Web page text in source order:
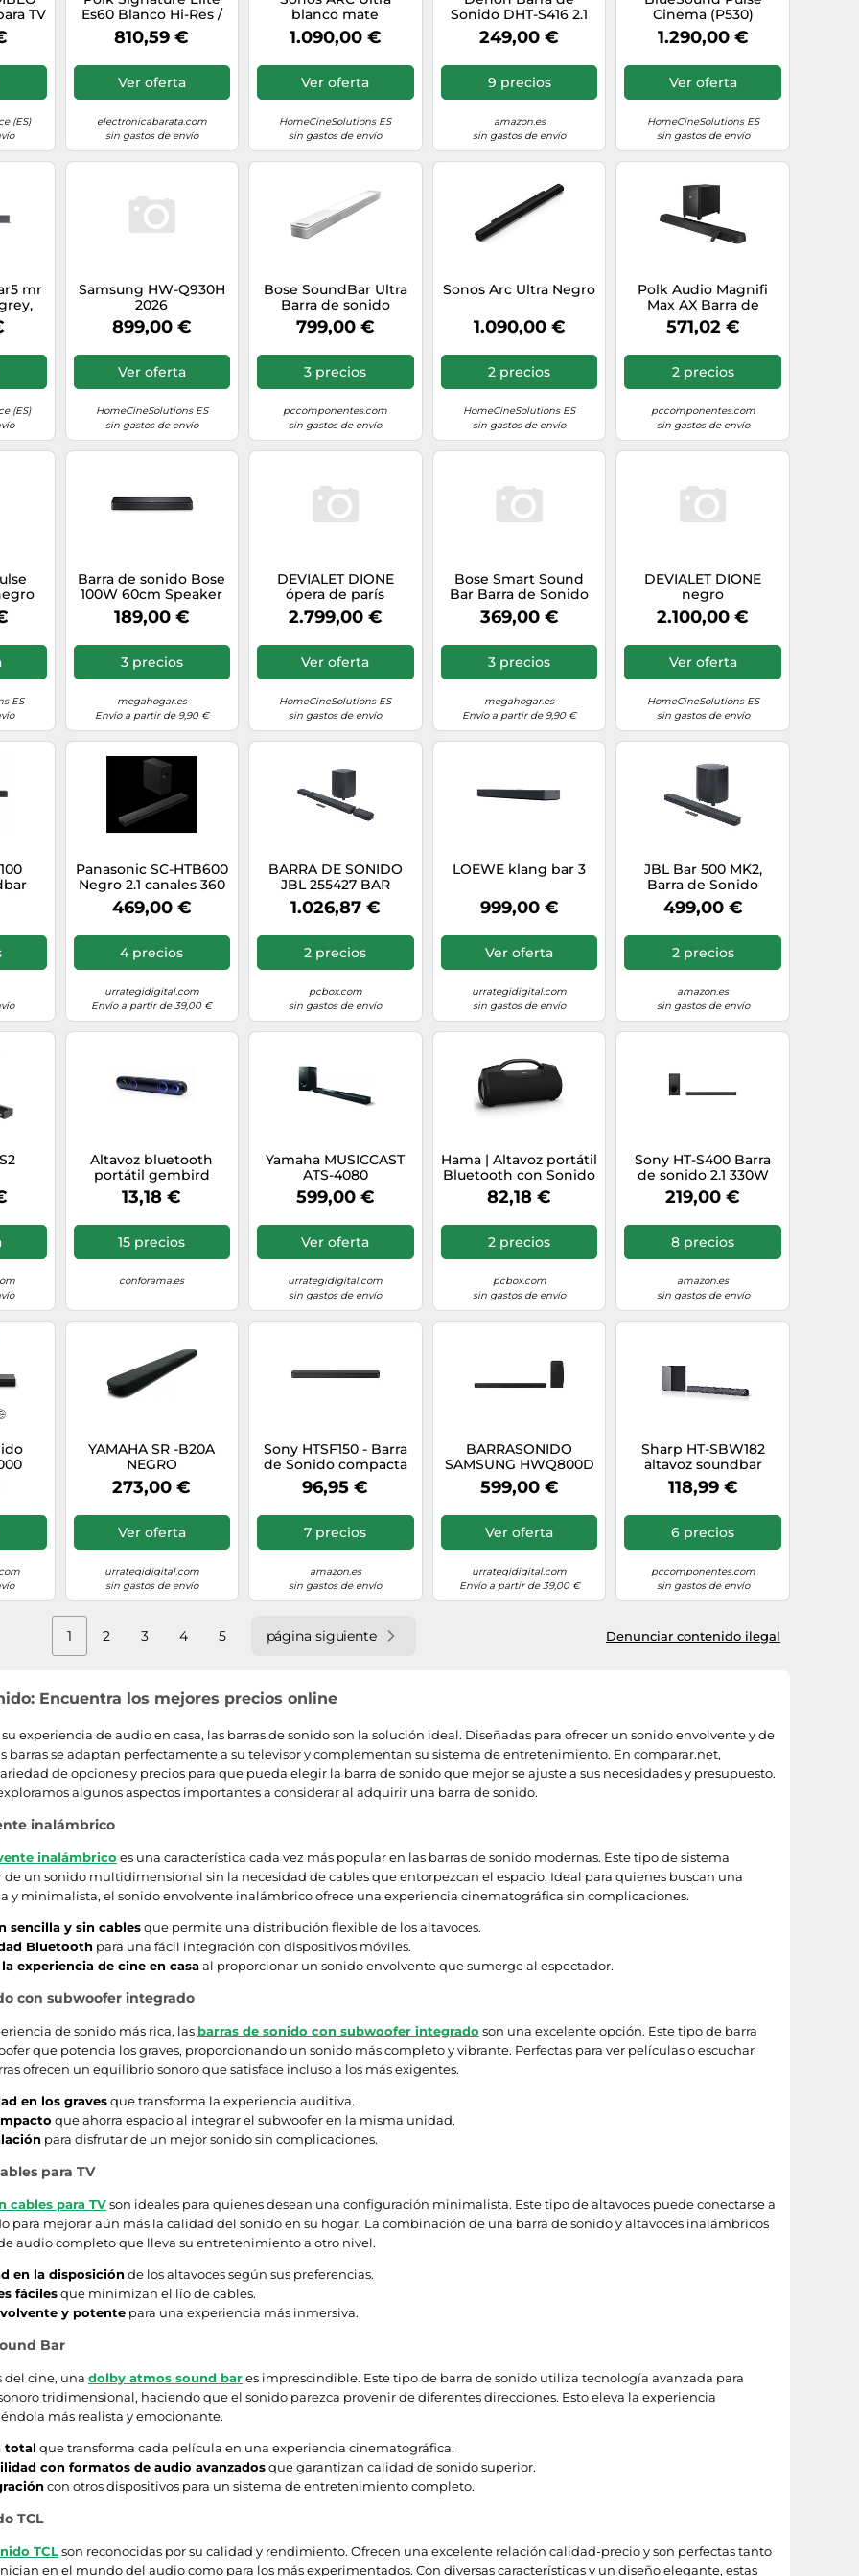
TV
de
(ES)
Es60 Blanco Hi-Res /
Altavoz De Pie
810,59 €
Ver oferta
electronicabarata.com
sin gastos de envío
blanco mate
1.090,00 €
Ver oferta
HomeCineSolutions ES
sin gastos de envío
Sonido DHT-S416 2.1
TV con subwoofer
inalámbrico, Google
Integrado, WiFi,
Bluetooth, Dolby
Entrada óptica
249,00 €
9 precios
amazon.es
sin gastos de envío
Cinema (P530)
1.290,00 €
Ver oferta
HomeCineSolutions ES
sin gastos de envío
mr
con
(ES)
Samsung HW-Q930H
2026
899,00 €
Ver oferta
HomeCineSolutions ES
sin gastos de envío
Bose SoundBar Ultra
Barra de sonido
AirPlay 2 blanco
799,00 €
3 precios
pccomponentes.com
sin gastos de envío
Sonos Arc Ultra Negro
1.090,00 €
2 precios
HomeCineSolutions ES
sin gastos de envío
Polk Audio Magnifi
Max AX Barra de
Sonido Dolby Atmos
DTS:X de Referencia
con Subwoofer
Inalámbrico
571,02 €
2 precios
pccomponentes.com
sin gastos de envío
ES
Barra de sonido Bose
100W 60cm Speaker
TV 60 cm con
Bluetooth
189,00 €
3 precios
megahogar.es
Envío a partir de 9,90 €
DEVIALET DIONE
ópera de parís
2.799,00 €
Ver oferta
HomeCineSolutions ES
sin gastos de envío
Bose Smart Sound
Bar Barra de Sonido
Inteligente Bluetooth
Dolby Atmos
369,00 €
3 precios
megahogar.es
Envío a partir de 9,90 €
DEVIALET DIONE
negro
2.100,00 €
Ver oferta
HomeCineSolutions ES
sin gastos de envío
240
Panasonic SC-HTB600
Negro 2.1 canales 360
W
469,00 €
4 precios
urrategidigital.com
Envío a partir de 39,00 €
BARRA DE SONIDO
JBL 255427 BAR
1000MK2 BLACK
1.026,87 €
2 precios
pcbox.com
sin gastos de envío
LOEWE klang bar 3
999,00 €
Ver oferta
urrategidigital.com
sin gastos de envío
JBL Bar 500 MK2,
Barra de Sonido
Bluetooth 5.1 para TV,
Negro
499,00 €
2 precios
amazon.es
sin gastos de envío
Altavoz bluetooth
portátil gembird
spkbt-bar400l negro
13,18 €
15 precios
conforama.es
Yamaha MUSICCAST
ATS-4080
599,00 €
Ver oferta
urrategidigital.com
sin gastos de envío
Hama | Altavoz portátil
Bluetooth con Sonido
Potente 60 W,
Resistente al Agua
Bluetooth, AUX y USB-
C
82,18 €
2 precios
pcbox.com
sin gastos de envío
Sony HT-S400 Barra
de sonido 2.1 330W
Negro
219,00 €
8 precios
amazon.es
sin gastos de envío
YAMAHA SR -B20A
NEGRO
273,00 €
Ver oferta
urrategidigital.com
sin gastos de envío
Sony HTSF150 - Barra
de Sonido compacta
con Bluetooth, Negro,
90 x 6.4 x 8.8 cm
96,95 €
7 precios
amazon.es
sin gastos de envío
BARRASONIDO
SAMSUNG HWQ800D
5.1.2 360W DATMOS
WF
599,00 €
Ver oferta
urrategidigital.com
Envío a partir de 39,00 €
Sharp HT-SBW182
altavoz soundbar
Negro 2.1 canales 160
W
118,99 €
6 precios
pccomponentes.com
sin gastos de envío
Denunciar contenido ilegal
1 2 3 4 5 página siguiente
Encuentra los mejores precios online
experiencia de audio en casa, las barras de sonido son la solución ideal. Diseñadas para ofrecer un sonido envolvente y de
barras se adaptan perfectamente a su televisor y complementan su sistema de entretenimiento. En comparar.net,
de opciones y precios para que pueda elegir la barra de sonido que mejor se ajuste a sus necesidades y presupuesto.
algunos aspectos importantes a considerar al adquirir una barra de sonido.
inalámbrico
inalámbrico es una característica cada vez más popular en las barras de sonido modernas. Este tipo de sistema
un sonido multidimensional sin la necesidad de cables que entorpezcan el espacio. Ideal para quienes buscan una
y minimalista, el sonido envolvente inalámbrico ofrece una experiencia cinematográfica sin complicaciones.
sencilla y sin cablesque permite una distribución flexible de los altavoces.
Bluetooth para una fácil integración con dispositivos móviles.
experiencia de cine en casaal proporcionar un sonido envolvente que sumerge al espectador.
con subwoofer integrado
de sonido más rica, las barras de sonido con subwoofer integrado son una excelente opción. Este tipo de barra
que potencia los graves, proporcionando un sonido más completo y vibrante. Perfectas para ver películas o escuchar
ofrecen un equilibrio sonoro que satisface incluso a los más exigentes.
en los gravesque transforma la experiencia auditiva.
que ahorra espacio al integrar el subwoofer en la misma unidad.
para disfrutar de un mejor sonido sin complicaciones.
para TV
cables para TVson ideales para quienes desean una configuración minimalista. Este tipo de altavoces puede conectarse a
para mejorar aún más la calidad del sonido en su hogar. La combinación de una barra de sonido y altavoces inalámbricos
audio completo que lleva su entretenimiento a otro nivel.
en la disposiciónde los altavoces según sus preferencias.
fácilesque minimizan el lío de cables.
y potente para una experiencia más inmersiva.
Bar
del cine, una dolby atmos sound bares imprescindible. Este tipo de barra de sonido utiliza tecnología avanzada para
tridimensional, haciendo que el sonido parezca provenir de diferentes direcciones. Esto eleva la experiencia
más realista y emocionante.
total que transforma cada película en una experiencia cinematográfica.
con formatos de audio avanzadosque garantizan calidad de sonido superior.
con otros dispositivos para un sistema de entretenimiento completo.
TCL
TCLson reconocidas por su calidad y rendimiento. Ofrecen una excelente relación calidad-precio y son perfectas tanto
en el mundo del audio como para los más experimentados. Con diversas características y un diseño elegante, estas